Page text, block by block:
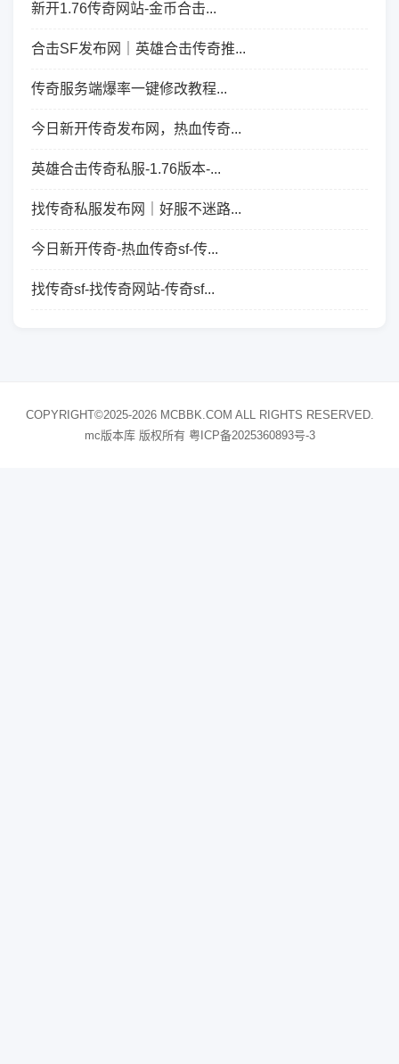
新开1.76传奇网站-金币合击...
合击SF发布网｜英雄合击传奇推...
传奇服务端爆率一键修改教程...
今日新开传奇发布网，热血传奇...
英雄合击传奇私服-1.76版本-...
找传奇私服发布网｜好服不迷路...
今日新开传奇-热血传奇sf-传...
找传奇sf-找传奇网站-传奇sf...
COPYRIGHT©2025-2026 MCBBK.COM ALL RIGHTS RESERVED.
mc版本库 版权所有 粤ICP备2025360893号-3